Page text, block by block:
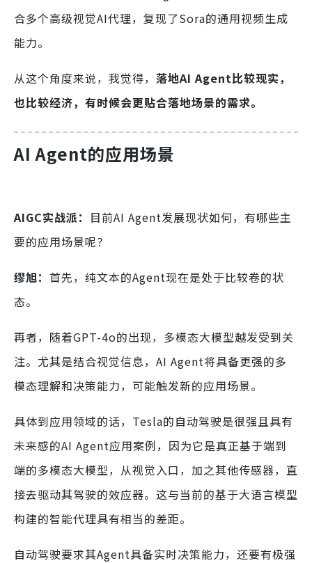
合多个高级视觉AI代理，复现了Sora的通用视频生成
能力。
从这个角度来说，我觉得， 落地AI Agent比较现实，
也比较经济，有时候会更贴合落地场景的需求。
AI Agent的应用场景
AIGC实战派： 目前AI Agent发展现状如何，有哪些主
要的应用场景呢？
缪旭： 首先，纯文本的Agent现在是处于比较卷的状
态。
再者，随着GPT-4o的出现，多模态大模型越发受到关
注。尤其是结合视觉信息，AI Agent将具备更强的多
模态理解和决策能力，可能触发新的应用场景。
具体到应用领域的话，Tesla的自动驾驶是很强且具有
未来感的AI Agent应用案例，因为它是真正基于端到
端的多模态大模型，从视觉入口，加之其他传感器，直
接去驱动其驾驶的效应器。这与当前的基于大语言模型
构建的智能代理具有相当的差距。
自动驾驶要求其Agent具备实时决策能力，还要有极强